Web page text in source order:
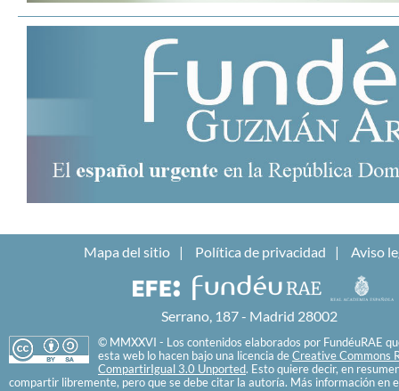
Mapa del sitio Política de privacidad Aviso
Serrano, 187 - Madrid 28002
© MMXXVI - Los contenidos elaborados por FundéuRAE
esta web lo hacen bajo una licencia de Creative Commons
CompartirIgual 3.0 Unported. Esto quiere decir, en
compartir libremente, pero que se debe citar la autoría. Más información en